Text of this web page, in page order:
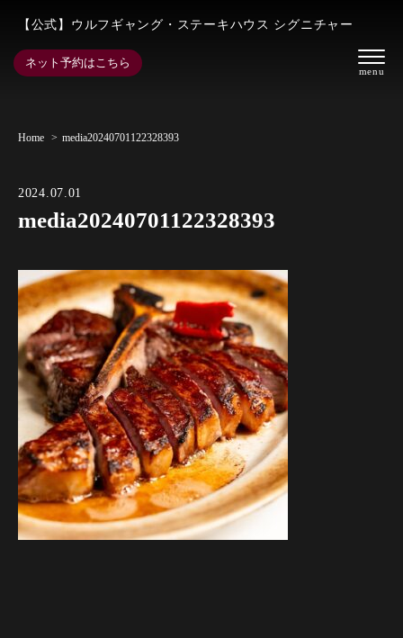
【公式】ウルフギャング・ステーキハウス シグニチャー
ネット予約はこちら
Home media20240701122328393
2024.07.01
media20240701122328393